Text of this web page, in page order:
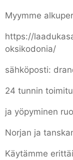
Myymme
https://
oksikodonia/
sähköposti:
24 tunnin
ja yöpyminen
Norjan ja
Käytämme